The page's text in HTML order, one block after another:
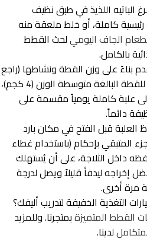
الباتيه اللذيذ في طبق نظيف
كاملة، أو خلط ملعقة منه
الجاف اليوميلحث القطط
بالكامل.
بناءً على وزن القطة ونشاطها (راجع
الجدول الإرشادي خلف العبوة). للقطة البالغة متوسطة الوزن (4 كجم)،
علبة كاملة يومياً مقسمة على
دائماً.
العلبة قبل الفتح في مكان بارد
المتبقي بإحكام (باستخدام غطاء
داخل الثلاجة، على أن يُستهلك
إخراجه ليدفأ قليلاً ويصل لدرجة
مرة أخرى.
التغذية الخفيفة لتدريب أليفك؟
القطط المتميزةبمتجرنا. وللمزيد
لدينا.